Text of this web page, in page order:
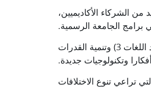
من الشركاء الأكاديميين،
برامج الجامعة الرسمية.
وتسعى المؤسسات شريكة أكاديمية التعلّم الإلكتروني التابعة للمنظمة إلى تحقيق أهداف مماثلة وهي: 1) تشجيع الابتكار 2) وتعدد اللغات 3) وتنمية القدرات
وتكنولوجيات جديدة.
تراعي تنوع الاختلافات